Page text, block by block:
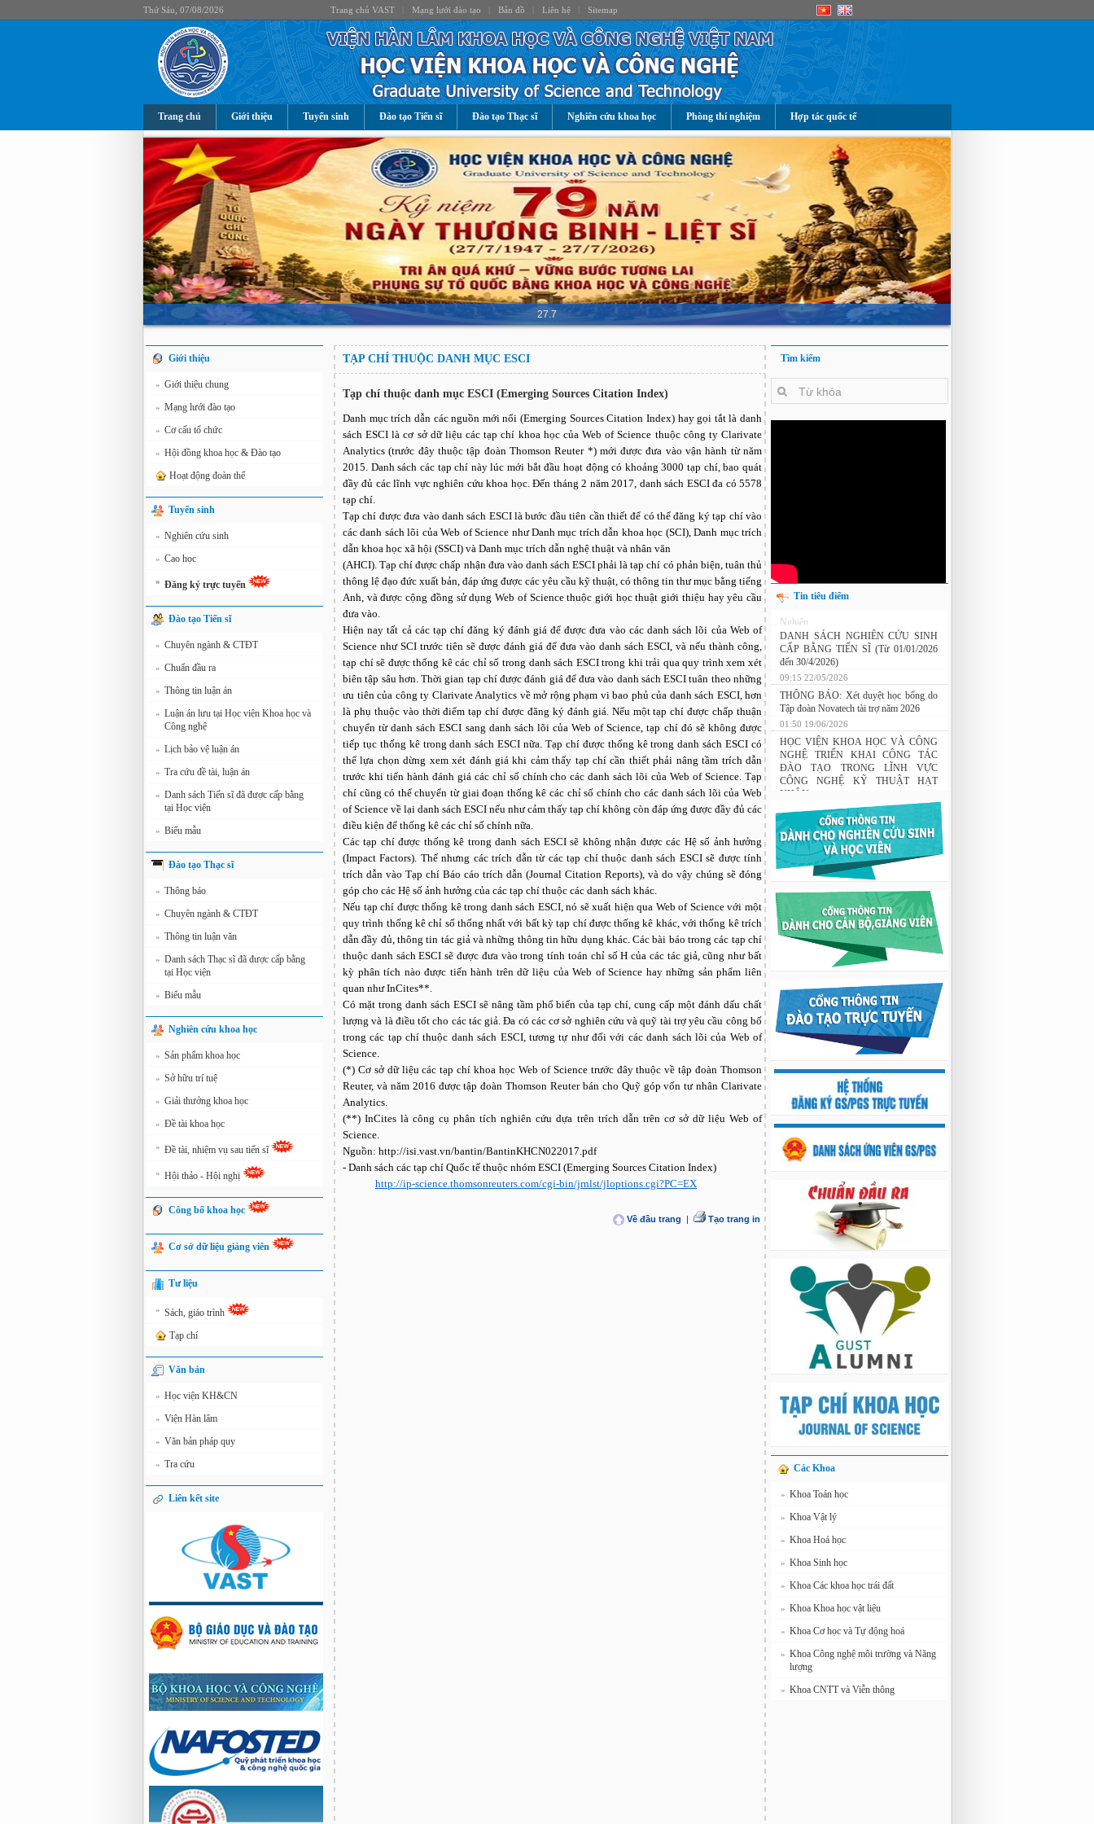
Thứ Sáu, 07/08/2026 Trang chủ VAST| Mạng lưới đào tạo Bản đồ Liên hệ| Sitemap
Trang chủ Giới thiệu Tuyển sinh Đào tạo Tiến sĩ Đào tạo Thạc sĩ Nghiên cứu khoa học Phòng thí nghiệm Hợp tác quốc tế
27.7
Giới thiệu
» Giới thiệu chung
» Mạng lưới đào tạo
» Cơ cấu tổ chức
» Hội đồng khoa học & Đào tạo
Hoạt động đoàn thể
Tuyển sinh
» Nghiên cứu sinh
» Cao học
» Đăng ký trực tuyến
Đào tạo Tiến sĩ
» Chuyên ngành & CTĐT
» Chuẩn đầu ra
» Thông tin luận án
» Luận án lưu tại Học viện Khoa học và
Công nghệ
» Lịch bảo vệ luận án
» Tra cứu đề tài, luận án
» Danh sách Tiến sĩ đã được cấp bằng
tại Học viện
» Biểu mẫu
Đào tạo Thạc sĩ
» Thông báo
» Chuyên ngành & CTĐT
» Thông tin luận văn
» Danh sách Thạc sĩ đã được cấp bằng
tại Học viện
» Biểu mẫu
Nghiên cứu khoa học
» Sản phẩm khoa học
» Sở hữu trí tuệ
» Giải thưởng khoa học
» Đề tài khoa học
» Đề tài, nhiệm vụ sau tiến sĩ
» Hội thảo - Hội nghị
Công bố khoa học
Cơ sở dữ liệu giảng viên
Tư liệu
» Sách, giáo trình
Tạp chí
Văn bản
» Học viện KH&CN
» Viện Hàn lâm
» Văn bản pháp quy
» Tra cứu
Liên kết site
TẠP CHÍ THUỘC DANH MỤC ESCI
Tạp chí thuộc danh mục ESCI (Emerging Sources Citation Index)
Danh mục trích dẫn các nguồn mới nổi (Emerging Sources Citation Index) hay gọi tắt là danh
sách ESCI là cơ sở dữ liệu các tạp chí khoa học của Web of Science thuộc công ty Clarivate
Analytics (trước đây thuộc tập đoàn Thomson Reuter *) mới được đưa vào vận hành từ năm
2015. Danh sách các tạp chí này lúc mới bắt đầu hoạt động có khoảng 3000 tạp chí, bao quát
đầy đủ các lĩnh vực nghiên cứu khoa học. Đến tháng 2 năm 2017, danh sách ESCI đa có 5578
tạp chí.
Tạp chí được đưa vào danh sách ESCI là bước đầu tiên cần thiết để có thể đăng ký tạp chí vào
các danh sách lõi của Web of Science như Danh mục trích dẫn khoa học (SCI), Danh mục trích
dẫn khoa học xã hội (SSCI) và Danh mục trích dẫn nghệ thuật và nhân văn
(AHCI). Tạp chí được chấp nhận đưa vào danh sách ESCI phải là tạp chí có phản biện, tuân thủ
thông lệ đạo đức xuất bản, đáp ứng được các yêu cầu kỹ thuật, có thông tin thư mục bằng tiếng
Anh, và được cộng đồng sử dụng Web of Science thuộc giới học thuật giới thiệu hay yêu cầu
đưa vào.
Hiện nay tất cả các tạp chí đăng ký đánh giá để được đưa vào các danh sách lõi của Web of
Science như SCI trước tiên sẽ được đánh giá để đưa vào danh sách ESCI, và nếu thành công,
tạp chí sẽ được thống kê các chỉ số trong danh sách ESCI trong khi trải qua quy trình xem xét
biên tập sâu hơn. Thời gian tạp chí được đánh giá để đưa vào danh sách ESCI tuân theo những
ưu tiên của công ty Clarivate Analytics về mở rộng phạm vi bao phủ của danh sách ESCI, hơn
là phụ thuộc vào thời điểm tạp chí được đăng ký đánh giá. Nếu một tạp chí được chấp thuận
chuyển từ danh sách ESCI sang danh sách lõi của Web of Science, tạp chí đó sẽ không được
tiếp tục thống kê trong danh sách ESCI nữa. Tạp chí được thống kê trong danh sách ESCI có
thể lựa chọn dừng xem xét đánh giá khi cảm thấy tạp chí cần thiết phải nâng tầm trích dẫn
trước khi tiến hành đánh giá các chỉ số chính cho các danh sách lõi của Web of Science. Tạp
chí cũng có thể chuyển từ giai đoạn thống kê các chỉ số chính cho các danh sách lõi của Web
of Science về lại danh sách ESCI nếu như cảm thấy tạp chí không còn đáp ứng được đầy đủ các
điều kiện để thống kê các chỉ số chính nữa.
Các tạp chí được thống kê trong danh sách ESCI sẽ không nhận được các Hệ số ảnh hưởng
(Impact Factors). Thế nhưng các trích dẫn từ các tạp chí thuộc danh sách ESCI sẽ được tính
trích dẫn vào Tạp chí Báo cáo trích dẫn (Journal Citation Reports), và do vậy chúng sẽ đóng
góp cho các Hệ số ảnh hưởng của các tạp chí thuộc các danh sách khác.
Nếu tạp chí được thống kê trong danh sách ESCI, nó sẽ xuất hiện qua Web of Science với một
quy trình thống kê chỉ số thống nhất với bất kỳ tạp chí được thống kê khác, với thống kê trích
dẫn đầy đủ, thông tin tác giả và những thông tin hữu dụng khác. Các bài báo trong các tạp chí
thuộc danh sách ESCI sẽ được đưa vào trong tính toán chỉ số H của các tác giả, cũng như bất
kỳ phân tích nào được tiến hành trên dữ liệu của Web of Science hay những sản phẩm liên
quan như InCites**.
Có mặt trong danh sách ESCI sẽ nâng tầm phổ biến của tạp chí, cung cấp một đánh dấu chất
lượng và là điều tốt cho các tác giả. Đa có các cơ sở nghiên cứu và quỹ tài trợ yêu cầu công bố
trong các tạp chí thuộc danh sách ESCI, tương tự như đối với các danh sách lõi của Web of
Science.
(*) Cơ sở dữ liệu các tạp chí khoa học Web of Science trước đây thuộc về tập đoàn Thomson
Reuter, và năm 2016 được tập đoàn Thomson Reuter bán cho Quỹ góp vốn tư nhân Clarivate
Analytics.
(**) InCites là công cụ phân tích nghiên cứu dựa trên trích dẫn trên cơ sở dữ liệu Web of
Science.
Nguồn: http://isi.vast.vn/bantin/BantinKHCN022017.pdf
- Danh sách các tạp chí Quốc tế thuộc nhóm ESCI (Emerging Sources Citation Index)
http://ip-science.thomsonreuters.com/cgi-bin/jrnlst/jloptions.cgi?PC=EX
Về đầu trang | Tạo trang in
Tìm kiếm
Tin tiêu điểm
Nghiên cứu chế tạo hệ thống xác định
hướng vật thể độ chính xác cao dựa trên
từ kế và vật liệu biến hóa
DANH SÁCH NGHIÊN CỨU SINH
CẤP BẰNG TIẾN SĨ (Từ 01/01/2026
đến 30/4/2026)
09:15 22/05/2026
THÔNG BÁO: Xét duyệt học bổng do
Tập đoàn Novatech tài trợ năm 2026
01:50 19/06/2026
HỌC VIỆN KHOA HỌC VÀ CÔNG
NGHỆ TRIỂN KHAI CÔNG TÁC
CÔNG NGHỆ KỸ THUẬT HẠT
NHÂN
03:41 08/07/2026
GIAO LƯU TRAO ĐỔI HỌC THUẬT
GIỮA HỌC VIỆN KHOA HỌC VÀ
CÔNG NGHỆ VỚI TRƯỜNG ĐẠI
HỌC OSAKA, TRƯỜNG TRUNG
HỌC HYOGO (NHẬT BẢN) VÀ
TRƯỜNG TRUNG HỌC PHỔ
THÔNG CHUYÊN KHOA HỌC TỰ
02:22 23/07/2026
Nghiên cứu chế tạo hệ thống xác định
hướng vật thể độ chính xác cao dựa trên
từ kế và vật liệu biến hóa
9:33 sáng thứ hai, 03/08/2026
Các Khoa
» Khoa Toán học
» Khoa Vật lý
» Khoa Hoá học
» Khoa Sinh học
» Khoa Các khoa học trái đất
» Khoa Khoa học vật liệu
» Khoa Cơ học và Tự động hoá
» Khoa Công nghệ môi trường và Năng
lượng
» Khoa CNTT và Viễn thông